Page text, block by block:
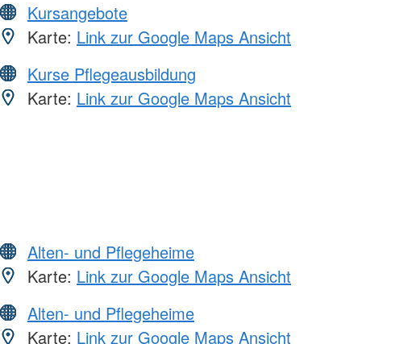
Kursangebote
Karte: Link zur Google Maps Ansicht
Kurse Pflegeausbildung
Karte: Link zur Google Maps Ansicht
Alten- und Pflegeheime
Karte: Link zur Google Maps Ansicht
Alten- und Pflegeheime
Karte: Link zur Google Maps Ansicht